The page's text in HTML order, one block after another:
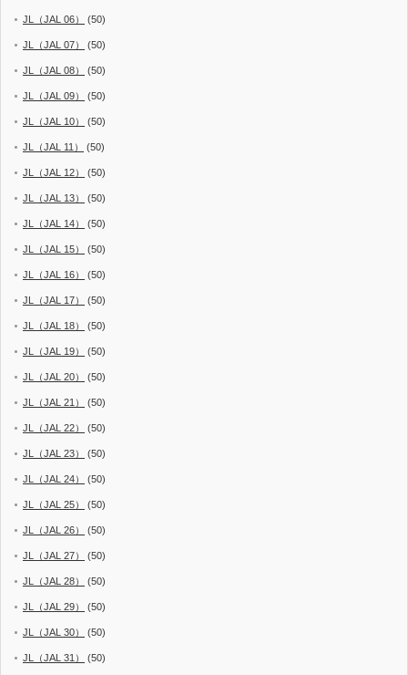
JL（JAL 06） (50)
JL（JAL 07） (50)
JL（JAL 08） (50)
JL（JAL 09） (50)
JL（JAL 10） (50)
JL（JAL 11） (50)
JL（JAL 12） (50)
JL（JAL 13） (50)
JL（JAL 14） (50)
JL（JAL 15） (50)
JL（JAL 16） (50)
JL（JAL 17） (50)
JL（JAL 18） (50)
JL（JAL 19） (50)
JL（JAL 20） (50)
JL（JAL 21） (50)
JL（JAL 22） (50)
JL（JAL 23） (50)
JL（JAL 24） (50)
JL（JAL 25） (50)
JL（JAL 26） (50)
JL（JAL 27） (50)
JL（JAL 28） (50)
JL（JAL 29） (50)
JL（JAL 30） (50)
JL（JAL 31） (50)